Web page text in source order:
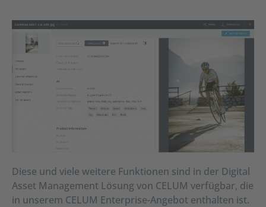
Diese und viele weitere Funktionen sind in der Digital
Asset Management Lösung von CELUM verfügbar, die
in unserem CELUM Enterprise-Angebot enthalten ist.